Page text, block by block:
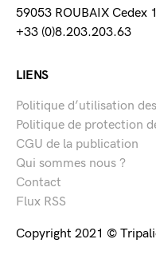
59053 ROUBAIX Cedex 1
+33 (0)8.203.203.63
LIENS
Politique d’utilisation
Politique de protection
CGU de la publication
Qui sommes nous ?
Contact
Flux RSS
Copyright 2021 ©